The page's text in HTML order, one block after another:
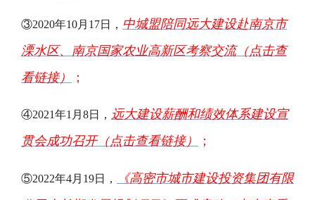
③2020年10月17日， 中城盟陪同远大建设赴南京市
溧水区、南京国家农业高新区考察交流（点击查
看链接） ；
④2021年1月8日， 远大建设薪酬和绩效体系建设宣
贯会成功召开（点击查看链接） ；
⑤2022年4月19日，
《高密市城市建设投资集团有限